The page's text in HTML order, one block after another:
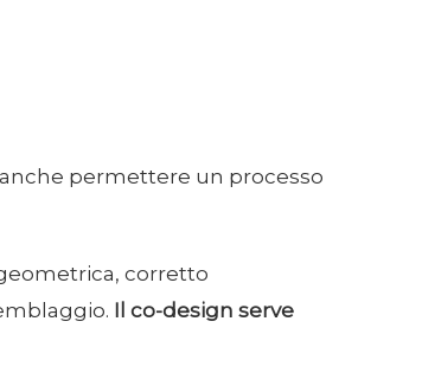
permettere un processo
corretto
Il co-design serve